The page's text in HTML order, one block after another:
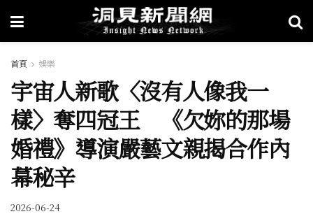
首頁 娛樂
宇宙人新歌〈沒有人像我一
樣〉奪四冠王 《欠妳的那場
婚禮》導演嚴藝文親揭合作內
幕秘辛
2026-06-24